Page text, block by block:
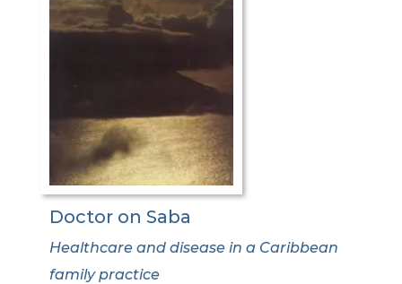
Doctor on Saba
Healthcare and disease in a Caribbean
family practice